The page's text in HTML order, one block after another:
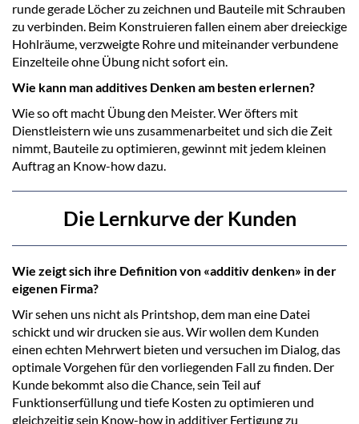
runde gerade Löcher zu zeichnen und Bauteile mit Schrauben
zu verbinden. Beim Konstruieren fallen einem aber dreieckige
Hohlräume, verzweigte Rohre und miteinander verbundene
Einzelteile ohne Übung nicht sofort ein.
Wie kann man additives Denken am besten erlernen?
Wie so oft macht Übung den Meister. Wer öfters mit
Dienstleistern wie uns zusammenarbeitet und sich die Zeit
nimmt, Bauteile zu optimieren, gewinnt mit jedem kleinen
Auftrag an Know-how dazu.
Die Lernkurve der Kunden
Wie zeigt sich ihre Definition von «additiv denken» in der
eigenen Firma?
Wir sehen uns nicht als Printshop, dem man eine Datei
schickt und wir drucken sie aus. Wir wollen dem Kunden
einen echten Mehrwert bieten und versuchen im Dialog, das
optimale Vorgehen für den vorliegenden Fall zu finden. Der
Kunde bekommt also die Chance, sein Teil auf
Funktionserfüllung und tiefe Kosten zu optimieren und
gleichzeitig sein Know-how in additiver Fertigung zu